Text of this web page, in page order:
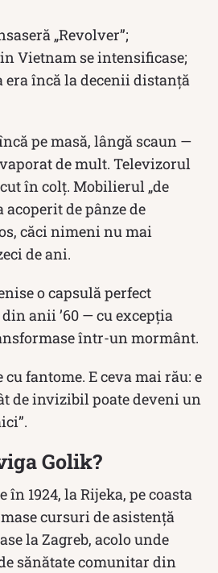
„Revolver”;
Vietnam se intensificase;
era încă la decenii distanță
pe masă, lângă scaun —
de mult. Televizorul
în colț. Mobilierul „de
acoperit de pânze de
căci nimeni nu mai
de ani.
o capsulă perfect
anii ’60 — cu excepția
într-un mormânt.
cu fantome. E ceva mai rău: e
de invizibil poate deveni un
Golik?
în 1924, la Rijeka, pe coasta
cursuri de asistență
la Zagreb, acolo unde
sănătate comunitar din